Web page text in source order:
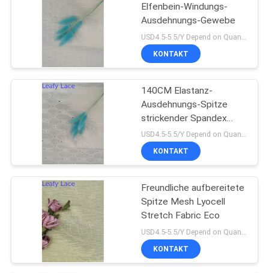
NACHRICHTEN
REFERENZEN
SITEMAP
DATENSCHUTZERKLÄRUNG
Geschnürtes Spitze-
Gewebe
Blumengewebe der
spitze-3D
47
14
Elfenbein-Windungs-
Ausdehnungs-Gewebe
KONTAKT
140CM Elastanz-
Ausdehnungs-Spitze
strickender Spandex
Mesh Fabric
USD4.5-5.5/Y Depend on Quanity MOQ:10yards
KONTAKT
Freundliche aufbereitete
Spitze Mesh Lyocell
Stretch Fabric Eco
USD4.5-5.5/Y Depend on Quanity MOQ:10yards
KONTAKT